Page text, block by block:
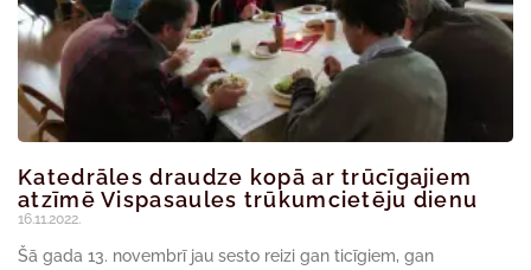
Katedrāles draudze kopā ar trūcīgajiem
atzīmē Vispasaules trūkumcietēju dienu
16.11.2022.
Šā gada 13. novembrī jau sesto reizi gan ticīgiem, gan